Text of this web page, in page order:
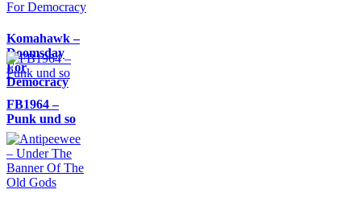
Komahawk –
Doomsday
For
Democracy
FB1964 –
Punk und so